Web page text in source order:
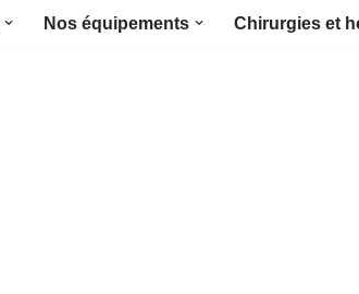
Nos équipements Chirurgies et